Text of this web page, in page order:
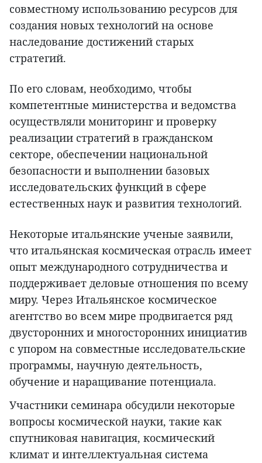
совместному использованию ресурсов для
создания новых технологий на основе
наследование достижений старых
стратегий.
По его словам, необходимо, чтобы
компетентные министерства и ведомства
осуществляли мониторинг и проверку
реализации стратегий в гражданском
секторе, обеспечении национальной
безопасности и выполнении базовых
исследовательских функций в сфере
естественных наук и развития технологий.
Некоторые итальянские ученые заявили,
что итальянская космическая отрасль имеет
опыт международного сотрудничества и
поддерживает деловые отношения по всему
миру. Через Итальянское космическое
агентство во всем мире продвигается ряд
двусторонних и многосторонних инициатив
с упором на совместные исследовательские
программы, научную деятельность,
обучение и наращивание потенциала.
Участники семинара обсудили некоторые
вопросы космической науки, такие как
спутниковая навигация, космический
климат и интеллектуальная система